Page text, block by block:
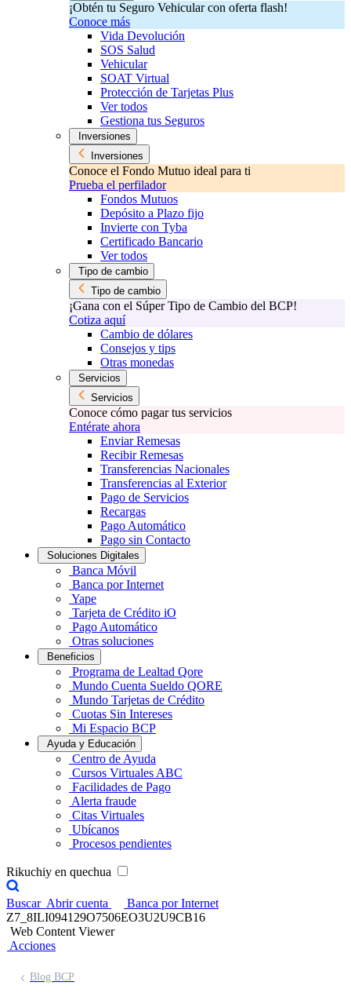
¡Obtén tu Seguro Vehicular con oferta flash!
Conoce más
Vida Devolución
SOS Salud
Vehicular
SOAT Virtual
Protección de Tarjetas Plus
Ver todos
Gestiona tus Seguros
Inversiones
Inversiones
Conoce el Fondo Mutuo ideal para ti
Prueba el perfilador
Fondos Mutuos
Depósito a Plazo fijo
Invierte con Tyba
Certificado Bancario
Ver todos
Tipo de cambio
Tipo de cambio
¡Gana con el Súper Tipo de Cambio del BCP!
Cotiza aquí
Cambio de dólares
Consejos y tips
Otras monedas
Servicios
Servicios
Conoce cómo pagar tus servicios
Entérate ahora
Enviar Remesas
Recibir Remesas
Transferencias Nacionales
Transferencias al Exterior
Pago de Servicios
Recargas
Pago Automático
Pago sin Contacto
Soluciones Digitales
Banca Móvil
Banca por Internet
Yape
Tarjeta de Crédito iO
Pago Automático
Otras soluciones
Beneficios
Programa de Lealtad Qore
Mundo Cuenta Sueldo QORE
Mundo Tarjetas de Crédito
Cuotas Sin Intereses
Mi Espacio BCP
Ayuda y Educación
Centro de Ayuda
Cursos Virtuales ABC
Facilidades de Pago
Alerta fraude
Citas Virtuales
Ubícanos
Procesos pendientes
Rikuchiy en quechua
Buscar Abrir cuenta
Banca por Internet
Z7_8ILI094129O7506EO3U2U9CB16
Web Content Viewer
Acciones
Blog BCP